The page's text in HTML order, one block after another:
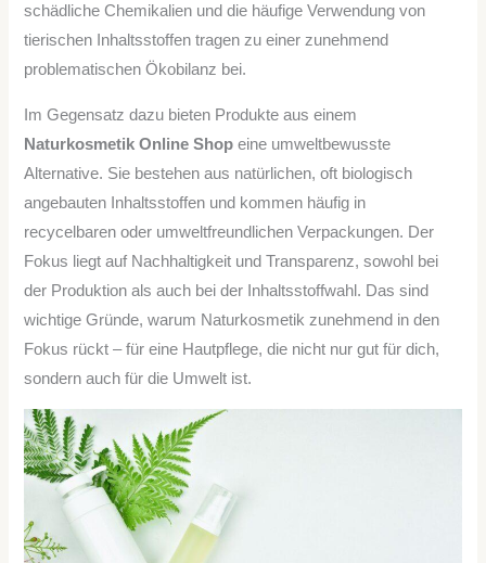
schädliche Chemikalien und die häufige Verwendung von
tierischen Inhaltsstoffen tragen zu einer zunehmend
problematischen Ökobilanz bei.
Im Gegensatz dazu bieten Produkte aus einem
Naturkosmetik Online Shop eine umweltbewusste
Alternative. Sie bestehen aus natürlichen, oft biologisch
angebauten Inhaltsstoffen und kommen häufig in
recycelbaren oder umweltfreundlichen Verpackungen. Der
Fokus liegt auf Nachhaltigkeit und Transparenz, sowohl bei
der Produktion als auch bei der Inhaltsstoffwahl. Das sind
wichtige Gründe, warum Naturkosmetik zunehmend in den
Fokus rückt – für eine Hautpflege, die nicht nur gut für dich,
sondern auch für die Umwelt ist.